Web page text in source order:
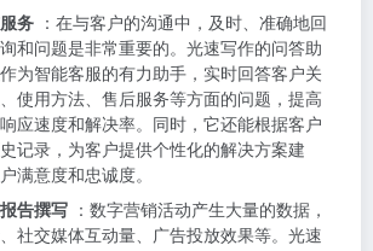
务 ：在与客户的沟通中，及时、准确地回
和问题是非常重要的。光速写作的问答助
为智能客服的有力助手，实时回答客户关
使用方法、售后服务等方面的问题，提高
应速度和解决率。同时，它还能根据客户
记录，为客户提供个性化的解决方案建
满意度和忠诚度。
告撰写 ：数字营销活动产生大量的数据，
社交媒体互动量、广告投放效果等。光速